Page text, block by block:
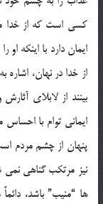
کسی است که از خدا
از خدا در نهان،
بینند از لابلای
ایمانی توام با
پنهان از چشم مردم
نیز مرتکب گناهی
ها “منیب” باشد،